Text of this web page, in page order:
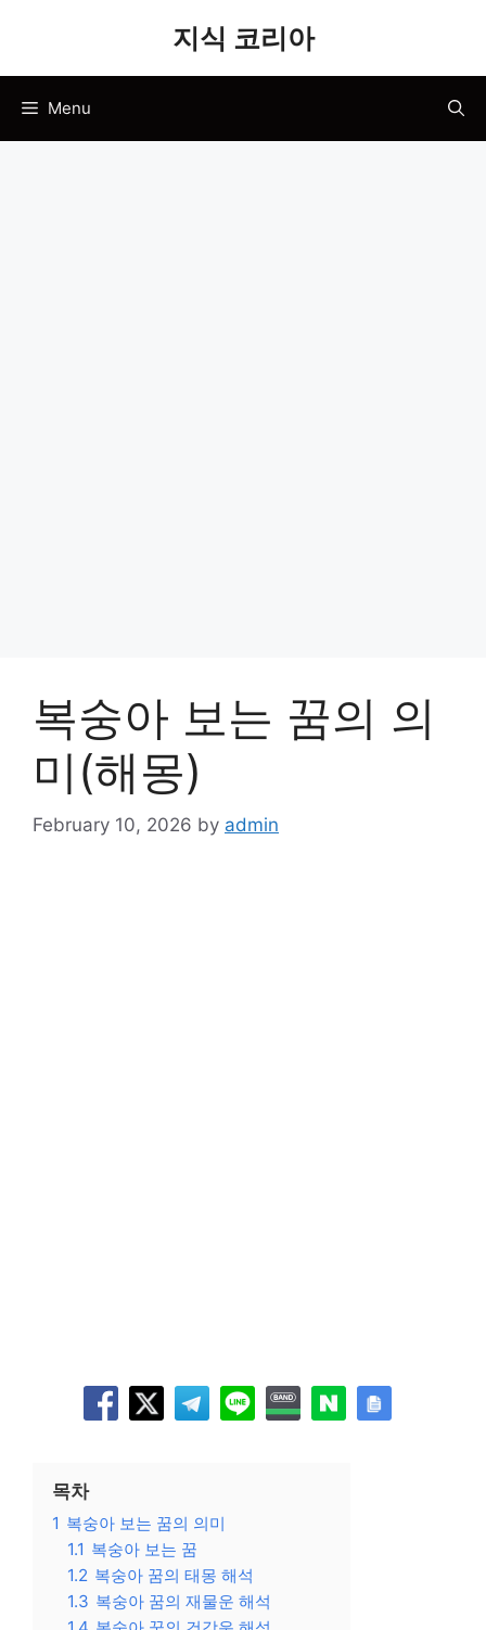
지식 코리아
Menu
복숭아 보는 꿈의 의
미(해몽)
February 10, 2026 by admin
목차
1 복숭아 보는 꿈의 의미
1.1 복숭아 보는 꿈
1.2 복숭아 꿈의 태몽 해석
1.3 복숭아 꿈의 재물운 해석